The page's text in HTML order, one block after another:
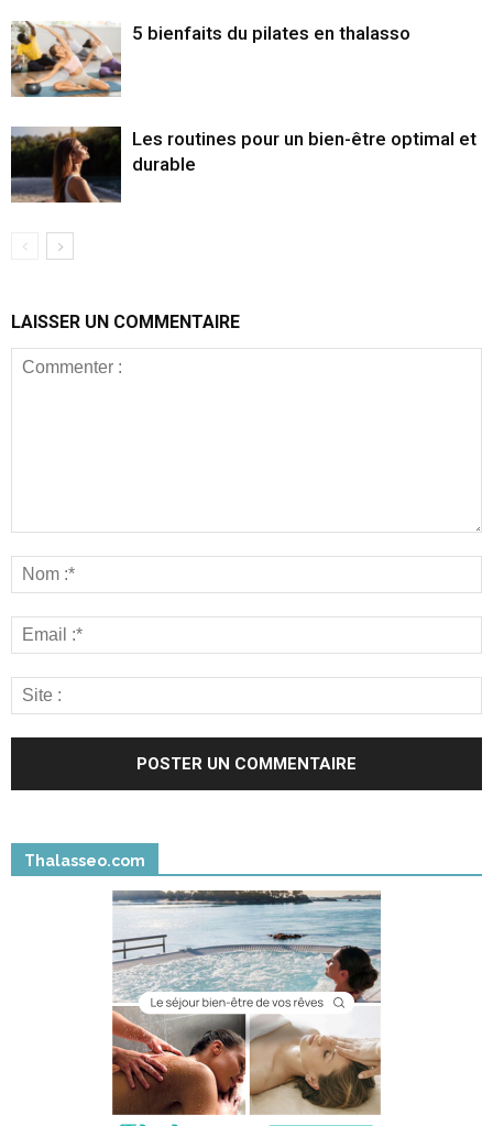
5 bienfaits du pilates en thalasso
Les routines pour un bien-être optimal et
durable
LAISSER UN COMMENTAIRE
Thalasseo.com